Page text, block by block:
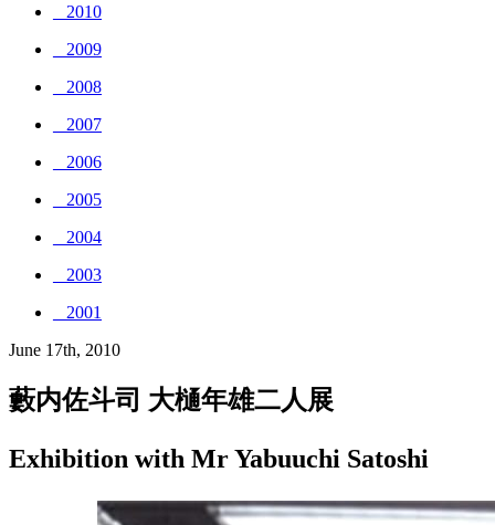
_ 2010
_ 2009
_ 2008
_ 2007
_ 2006
_ 2005
_ 2004
_ 2003
_ 2001
June 17th, 2010
藪内佐斗司 大樋年雄二人展
Exhibition with Mr Yabuuchi Satoshi